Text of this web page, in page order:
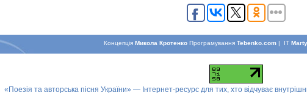
Концепцiя Микола КротенкоПрограмування Tebenko.com| IT
«Поезія та авторська пісня України» — Інтернет-ресурс для тих, хто відчуває